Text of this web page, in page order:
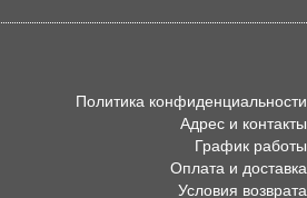
Политика конфиденциальности
Адрес и контакты
График работы
Оплата и доставка
Условия возврата